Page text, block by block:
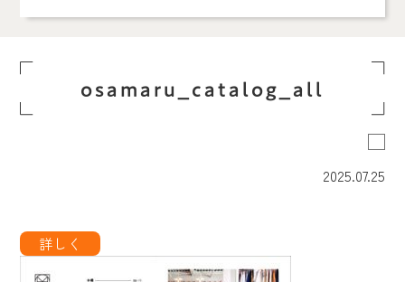
osamaru_catalog_all
2025.07.25